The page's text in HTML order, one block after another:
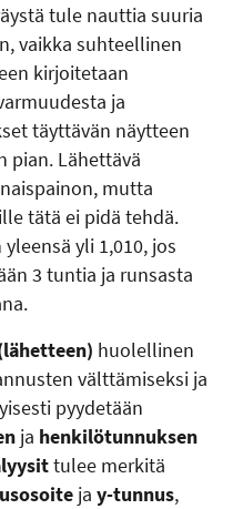
tule nauttia suuria
vaikka suhteellinen
kirjoitetaan
ja
täyttävän näytteen
pian. Lähettävä
mutta
tätä ei pidä tehdä.
yli 1,010, jos
3 tuntia ja runsasta
huolellinen
välttämiseksi ja
pyydetään
ja henkilötunnuksen
tulee merkitä
ja y-tunnus,